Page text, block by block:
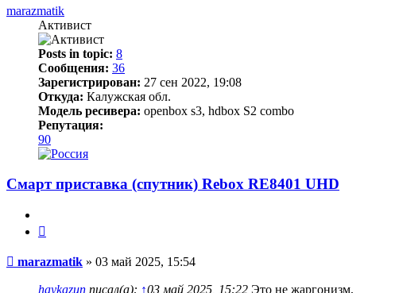
началу
marazmatik
Активист
Posts in topic: 8
Сообщения: 36
Зарегистрирован: 27 сен 2022, 19:08
Откуда: Калужская обл.
Модель ресивера: openbox s3, hdbox S2 combo
Репутация:
90
Смарт приставка (спутник) Rebox RE8401 UHD
Сообщение
marazmatik » 03 май 2025, 15:54
haykazun писал(а): ↑03 май 2025, 15:22 Это не жаргонизм,